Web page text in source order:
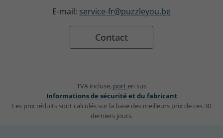
E-mail: service-fr@puzzleyou.be
Contact
TVA incluse, port en sus
Informations de sécurité et du fabricant
Les prix réduits sont calculés sur la base des meilleurs prix de ces 30
derniers jours.